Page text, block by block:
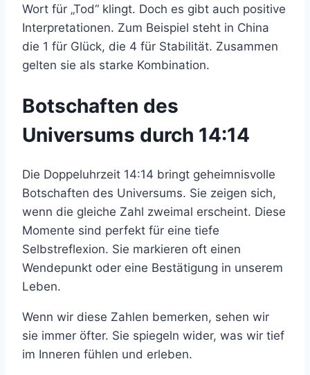
Wort für „Tod“ klingt. Doch es gibt auch positive
Interpretationen. Zum Beispiel steht in China
die 1 für Glück, die 4 für Stabilität. Zusammen
gelten sie als starke Kombination.
Botschaften des
Universums durch 14:14
Die Doppeluhrzeit 14:14 bringt geheimnisvolle
Botschaften des Universums. Sie zeigen sich,
wenn die gleiche Zahl zweimal erscheint. Diese
Momente sind perfekt für eine tiefe
Selbstreflexion. Sie markieren oft einen
Wendepunkt oder eine Bestätigung in unserem
Leben.
Wenn wir diese Zahlen bemerken, sehen wir
sie immer öfter. Sie spiegeln wider, was wir tief
im Inneren fühlen und erleben.